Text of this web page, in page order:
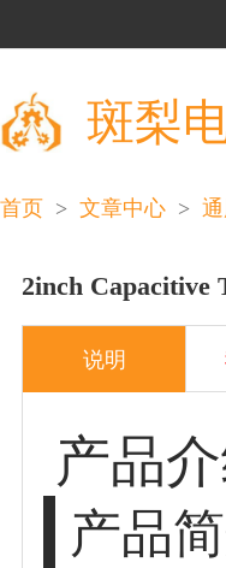
斑梨
首页 > 文章中心 >
2inch Capacitive
说明
产品
产品